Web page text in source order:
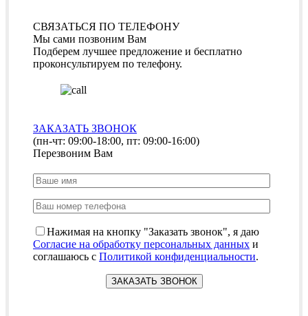
СВЯЗАТЬСЯ ПО ТЕЛЕФОНУ
Мы сами позвоним Вам
Подберем лучшее предложение и бесплатно
проконсультируем по телефону.
ЗАКАЗАТЬ ЗВОНОК
(пн-чт: 09:00-18:00, пт: 09:00-16:00)
Перезвоним Вам
Нажимая на кнопку "Заказать звонок", я даю
Согласие на обработку персональных данных и
соглашаюсь с Политикой конфиденциальности.